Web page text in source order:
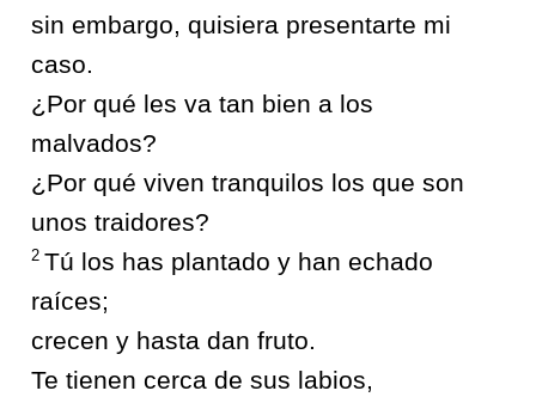
sin embargo, quisiera presentarte mi
caso.
¿Por qué les va tan bien a los
malvados?
¿Por qué viven tranquilos los que son
unos traidores?
2 Tú los has plantado y han echado
raíces;
crecen y hasta dan fruto.
Te tienen cerca de sus labios,